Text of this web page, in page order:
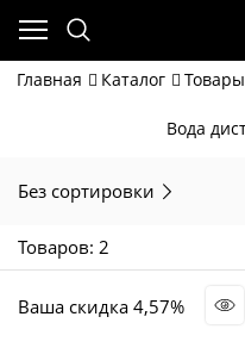
Главная Каталог
Вода
Без сортировки
Товаров: 2
Ваша скидка 4,57%